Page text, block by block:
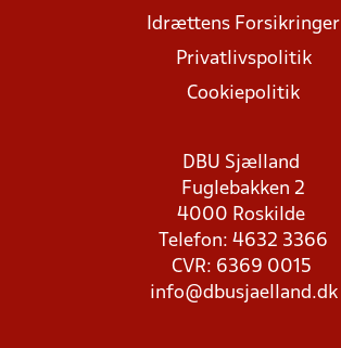
Idrættens Forsikringer
Privatlivspolitik
Cookiepolitik
DBU Sjælland
Fuglebakken 2
4000 Roskilde
Telefon: 4632 3366
CVR: 6369 0015
info@dbusjaelland.dk